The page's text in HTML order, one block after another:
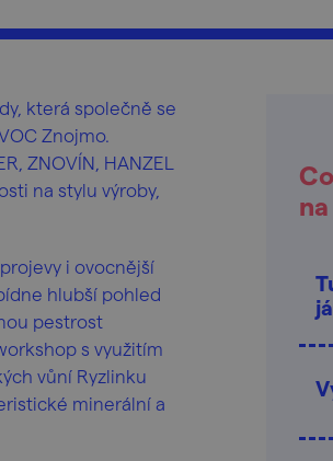
která společně se
Znojmo.
ZNOVÍN, HANZEL
na stylu výroby,
i ovocnější
hlubší pohled
pestrost
s využitím
vůní Ryzlinku
minerální a
já